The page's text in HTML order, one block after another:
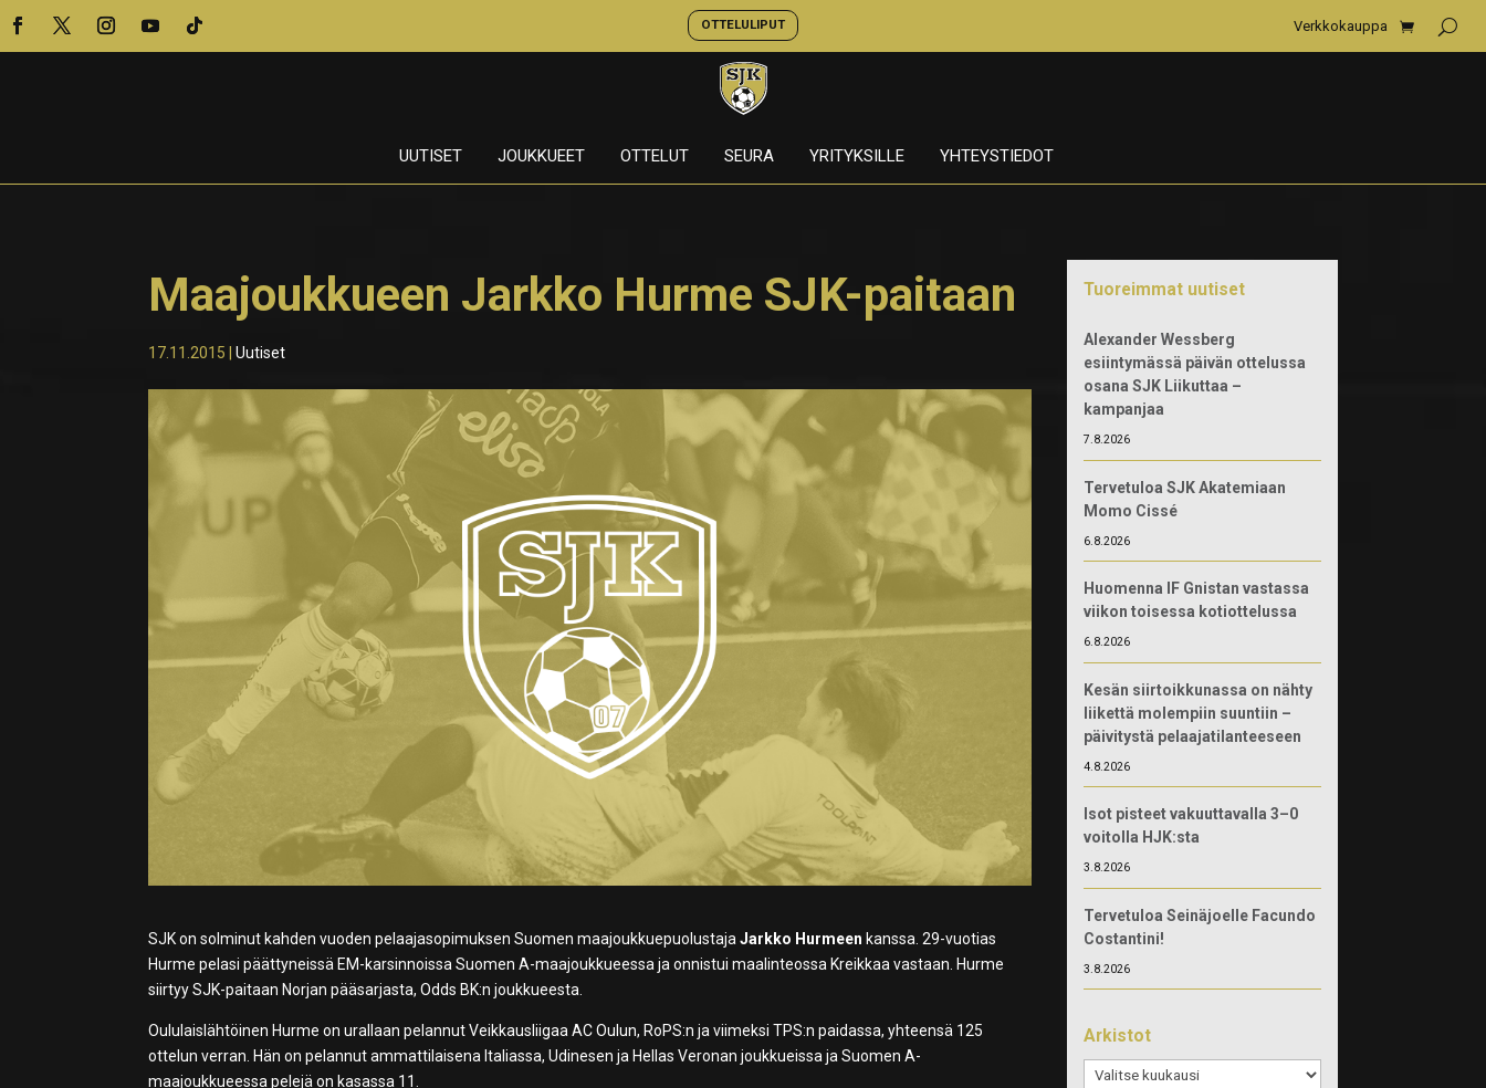
OTTELULIPUT Verkkokauppa
UUTISET JOUKKUEET OTTELUT SEURA YRITYKSILLE YHTEYSTIEDOT
Maajoukkueen Jarkko Hurme SJK-paitaan
17.11.2015 |Uutiset
SJK on solminut kahden vuoden pelaajasopimuksen Suomen maajoukkuepuolustajaJarkko Hurmeen kanssa. 29-vuotias
Hurme pelasi päättyneissä EM-karsinnoissa Suomen A-maajoukkueessa ja onnistui maalinteossa Kreikkaa vastaan. Hurme
siirtyy SJK-paitaan Norjan pääsarjasta, Odds BK:n joukkueesta.
Oululaislähtöinen Hurme on urallaan pelannut Veikkausliigaa AC Oulun, RoPS:n ja viimeksi TPS:n paidassa, yhteensä 125
ottelun verran. Hän on pelannut ammattilaisena Italiassa, Udinesen ja Hellas Veronan joukkueissa ja Suomen A-
maajoukkueessa pelejä on kasassa 11.
Tuoreimmat uutiset
Alexander Wessberg
esiintymässä päivän ottelussa
osana SJK Liikuttaa –
kampanjaa
7.8.2026
Tervetuloa SJK Akatemiaan
Momo Cissé
6.8.2026
Huomenna IF Gnistan vastassa
viikon toisessa kotiottelussa
6.8.2026
Kesän siirtoikkunassa on nähty
liikettä molempiin suuntiin –
päivitystä pelaajatilanteeseen
4.8.2026
Isot pisteet vakuuttavalla 3–0
voitolla HJK:sta
3.8.2026
Tervetuloa Seinäjoelle Facundo
Costantini!
3.8.2026
Arkistot
Arkistot